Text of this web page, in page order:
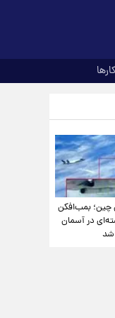
چین؛ بمب‌افکن
در آسمان
شد